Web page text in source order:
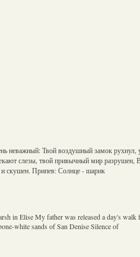
неважный: Твой воздушный замок рухнул,
слезы, твой привычный мир разрушен,
и скушен. Припев: Солнце - шарик
in Elise My father was released a day's walk
white sands of San Denise Silence of